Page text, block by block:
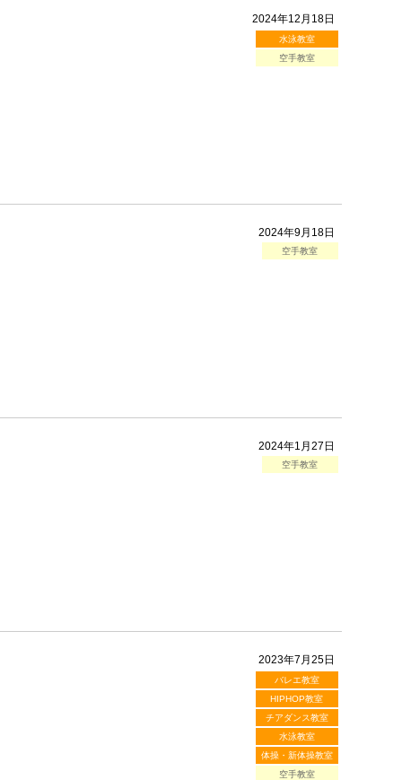
2024年12月18日
水泳教室
空手教室
2024年9月18日
空手教室
2024年1月27日
空手教室
2023年7月25日
バレエ教室
HIPHOP教室
チアダンス教室
水泳教室
体操・新体操教室
空手教室